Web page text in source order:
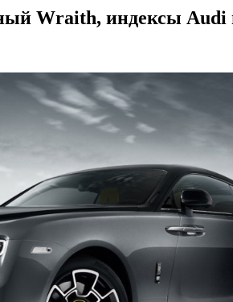
Wraith, индексы Audi